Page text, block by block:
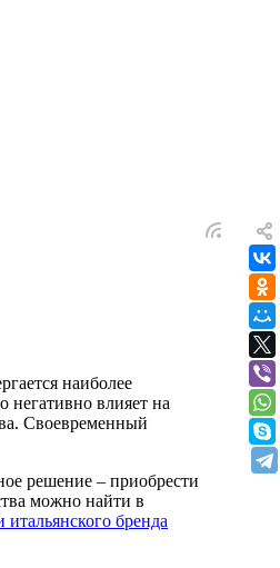
наиболее
негативно влияет на
Своевременный
решение – приобрести
можно найти в
бренда